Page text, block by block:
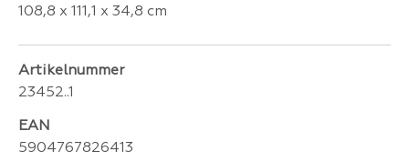
108,8 x 111,1 x 34,8 cm
Artikelnummer
23452..1
EAN
5904767826413